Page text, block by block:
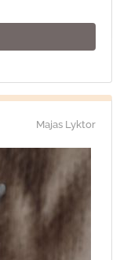
Majas Lyktor